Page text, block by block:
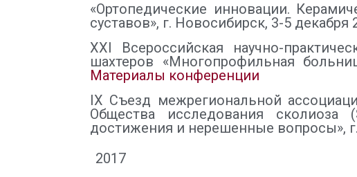
«Ортопедические инновации.
суставов», г. Новосибирск, 3-5 декабря
XXI Всероссийская научно-
шахтеров «Многопрофильная
Материалы конференции
IX Съезд межрегиональной
Общества исследования сколиоза
достижения и нерешенные вопросы», г.
2017